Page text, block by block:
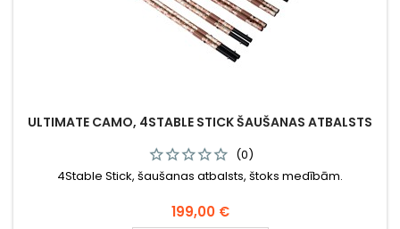
ULTIMATE CAMO, 4STABLE STICK ŠAUŠANAS ATBALSTS
(0)
4Stable Stick, šaušanas atbalsts, štoks medībām.
Cena
199,00 €